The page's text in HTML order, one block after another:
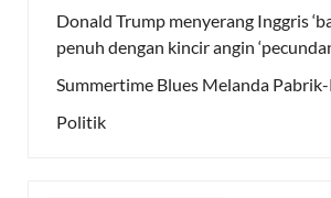
Donald Trump menyerang Inggris
penuh dengan kincir angin
Summertime Blues Melanda
Politik